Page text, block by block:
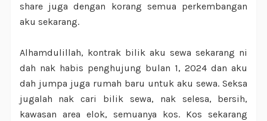
share juga dengan korang semua perkembangan
aku sekarang.
Alhamdulillah, kontrak bilik aku sewa sekarang ni
dah nak habis penghujung bulan 1, 2024 dan aku
dah jumpa juga rumah baru untuk aku sewa. Seksa
jugalah nak cari bilik sewa, nak selesa, bersih,
kawasan area elok, semuanya kos. Kos sekarang